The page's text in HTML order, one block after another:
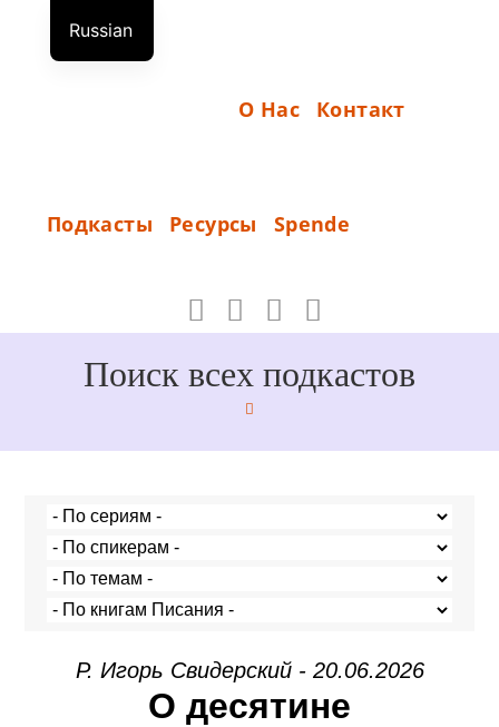
содержимому
О
О Нас Контакт
Подкасты Ресурсы Spende
N
Поиск всех подкастов
Р. Игорь Свидерский - 20.06.2026
О десятине
Russian
German